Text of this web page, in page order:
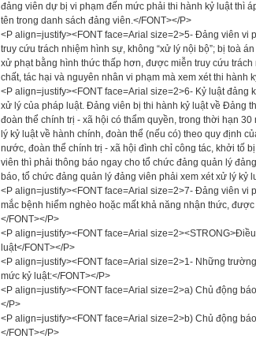
đảng viên dự bị vi phạm đến mức phải thi hành kỷ luật thì
tên trong danh sách đảng viên.</FONT></P>
<P align=justify><FONT face=Arial size=2>5- Đảng viên
truy cứu trách nhiệm hình sự, không “xử lý nội bộ”; bị toà
xử phạt bằng hình thức thấp hơn, được miễn truy cứu
chất, tác hại và nguyên nhân vi phạm mà xem xét thi hành
<P align=justify><FONT face=Arial size=2>6- Kỷ luật
xử lý của pháp luật. Đảng viên bị thi hành kỷ luật về Đảng
đoàn thể chính trị - xã hội có thẩm quyền, trong thời hạn
lý kỷ luật về hành chính, đoàn thể (nếu có) theo quy định
nước, đoàn thể chính trị - xã hội đình chỉ công tác, khởi tố
viên thì phải thông báo ngay cho tổ chức đảng quản lý
báo, tổ chức đảng quản lý đảng viên phải xem xét xử lý kỷ
<P align=justify><FONT face=Arial size=2>7- Đảng viên
mắc bệnh hiểm nghèo hoặc mất khả năng nhận thức,
</FONT></P>
<P align=justify><FONT face=Arial
luật</FONT></P>
<P align=justify><FONT face=Arial size=2>1- Những
mức kỷ luật:</FONT></P>
<P align=justify><FONT face=Arial size=2>a) Chủ động
</P>
<P align=justify><FONT face=Arial size=2>b) Chủ động
</FONT></P>